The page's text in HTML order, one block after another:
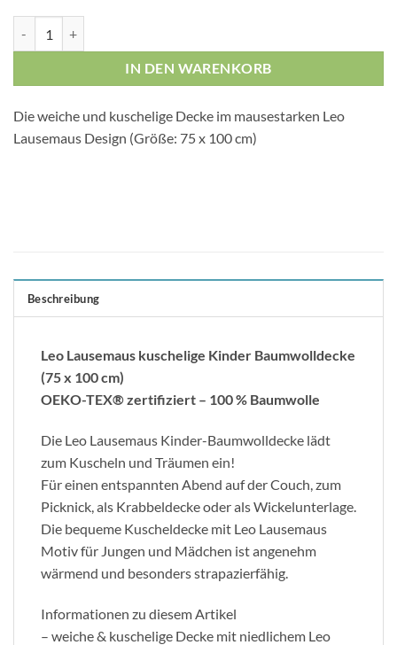
IN DEN WARENKORB
Die weiche und kuschelige Decke im mausestarken Leo
Lausemaus Design (Größe: 75 x 100 cm)
Beschreibung
Leo Lausemaus kuschelige Kinder Baumwolldecke
(75 x 100 cm)
OEKO-TEX® zertifiziert – 100 % Baumwolle
Die Leo Lausemaus Kinder-Baumwolldecke lädt
zum Kuscheln und Träumen ein!
Für einen entspannten Abend auf der Couch, zum
Picknick, als Krabbeldecke oder als Wickelunterlage.
Die bequeme Kuscheldecke mit Leo Lausemaus
Motiv für Jungen und Mädchen ist angenehm
wärmend und besonders strapazierfähig.
Informationen zu diesem Artikel
– weiche & kuschelige Decke mit niedlichem Leo